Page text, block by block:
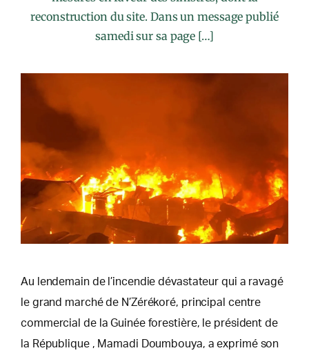
reconstruction du site. Dans un message publié
samedi sur sa page […]
Au lendemain de l’incendie dévastateur qui a ravagé
le grand marché de N’Zérékoré, principal centre
commercial de la Guinée forestière, le président de
la République , Mamadi Doumbouya, a exprimé son